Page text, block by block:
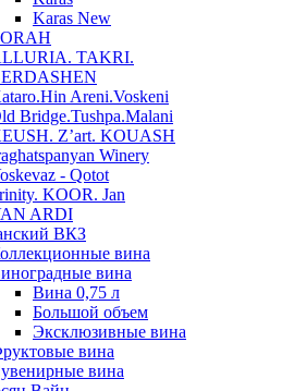
Karas New
TAKRI.
Areni.Voskeni
Bridge.Tushpa.Malani
Z’art. KOUASH
Winery
- Qotot
KOOR. Jan
ARDI
ВКЗ
вина
вина
Вина 0,75 л
Большой объем
Эксклюзивные вина
вина
вина